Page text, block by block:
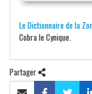
Le Dictionnaire de la
Cobra le Cynique.
Partager